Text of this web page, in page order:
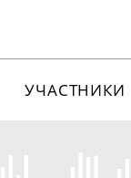
УЧАСТНИКИ